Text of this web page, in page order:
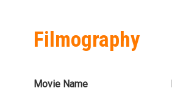
Filmography
Movie Name